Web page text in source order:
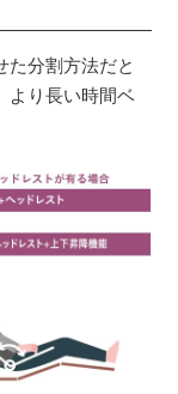
た分割方法だと
より長い時間ベ